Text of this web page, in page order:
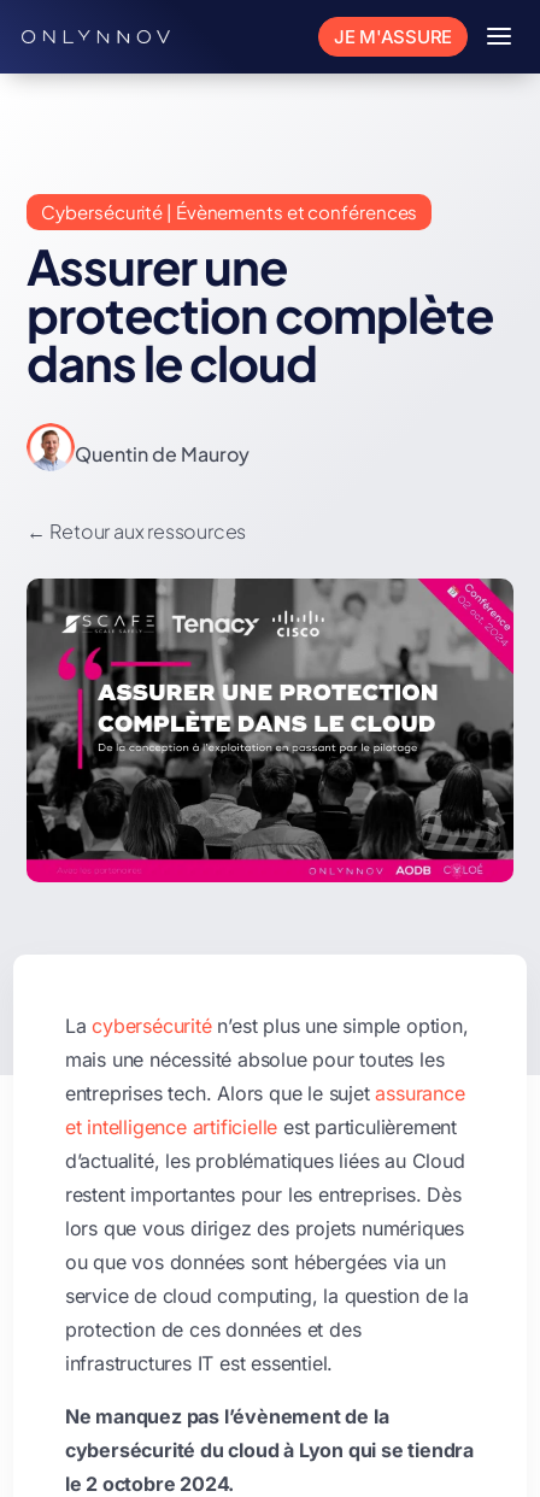
JE M'ASSURE a
Cybersécurité | Évènements et conférences
Assurer une
protection complète
dans le cloud
Quentin de Mauroy
← Retour aux ressources
Lacybersécuritén’est plus une simple option,
mais une nécessité absolue pour toutes les
entreprises tech. Alors que le sujetassurance
et intelligence artificielle est particulièrement
d’actualité, les problématiques liées au Cloud
restent importantes pour les entreprises. Dès
lors que vous dirigez des projets numériques
ou que vos données sont hébergées via un
service de cloud computing, la question de la
protection de ces données et des
infrastructures IT est essentiel.
Ne manquez pas l’évènement de la
cybersécurité du cloud à Lyon qui se tiendra
le 2 octobre 2024.